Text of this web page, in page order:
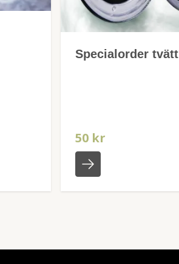
Specialorder tvätt
50 kr